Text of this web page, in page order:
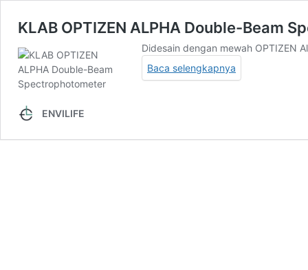
KLAB OPTIZEN ALPHA Double-Beam
Didesain dengan mewah OPTIZEN
Baca selengkapnya
ENVILIFE